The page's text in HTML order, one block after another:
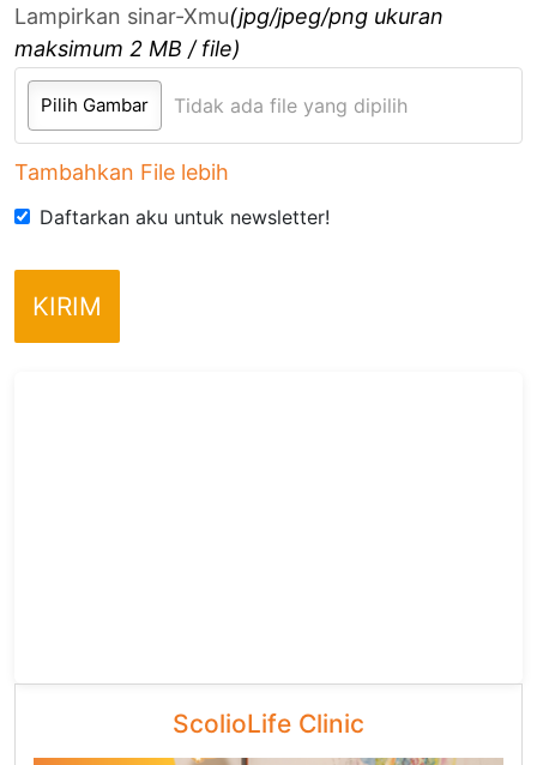
Lampirkan sinar-Xmu(jpg/jpeg/png ukuran
maksimum 2 MB / file)
Pilih Gambar Tidak ada file yang dipilih
Tambahkan File lebih
Daftarkan aku untuk newsletter!
KIRIM
ScolioLife Clinic